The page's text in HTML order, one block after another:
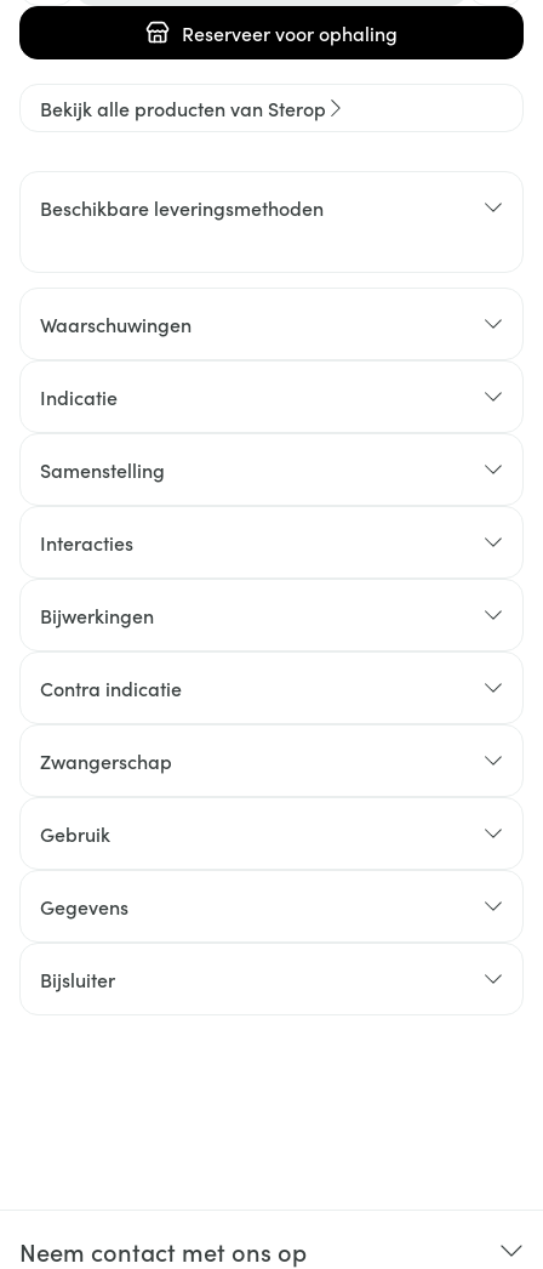
Reserveervoor ophaling
Bekijk alle producten van Sterop
Beschikbare leveringsmethoden
Waarschuwingen
Indicatie
Samenstelling
Interacties
Bijwerkingen
Contra indicatie
Zwangerschap
Gebruik
Gegevens
Bijsluiter
Neem contact met ons op